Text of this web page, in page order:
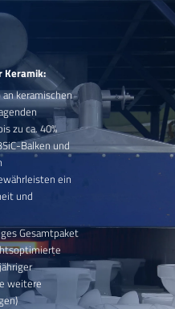
Keramik:
keramischen
zu ca. 40%
Balken und
ein
und
Gesamtpaket
weitere